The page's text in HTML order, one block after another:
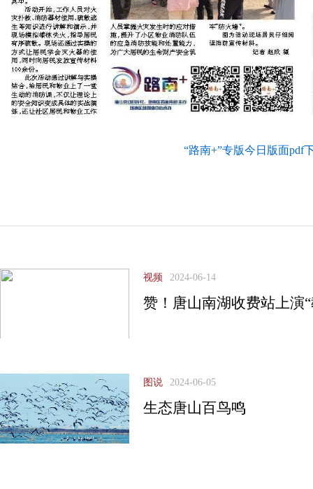
“路南+”专版今日版面pdf
视频 2024-06-14
赞！唐山南湖收费站上演
图说 2024-06-05
生态唐山百鸟鸣